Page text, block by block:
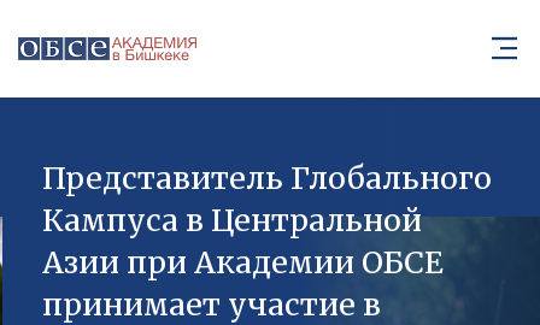
Представитель Глобального
Кампуса в Центральной
Азии при Академии ОБСЕ
принимает участие в